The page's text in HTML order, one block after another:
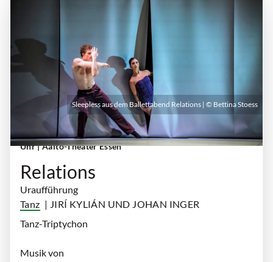
Freitag, 09. Oktober 2026 | 19:30 Uhr - 21:30
Uhr| Aalto-Theater Essen
Relations
Uraufführung
Tanz | JIRÍ KYLIÁN UND JOHAN INGER
Tanz-Triptychon
Musik von
Sleepless aus dem Ballettabend Relations | © Bettina Stoess